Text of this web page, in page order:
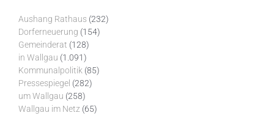
Aushang Rathaus (232)
Dorferneuerung (154)
Gemeinderat (128)
in Wallgau (1.091)
Kommunalpolitik (85)
Pressespiegel (282)
um Wallgau (258)
Wallgau im Netz (65)